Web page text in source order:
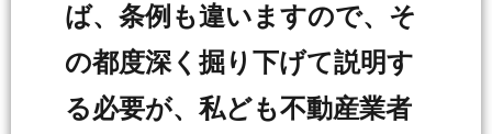
ば、条例も違いますので、そ
の都度深く掘り下げて説明す
る必要が、私ども不動産業者